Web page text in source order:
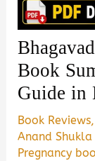
Book
Guide
Book Reviews,
Anand Shukla
Pregnancy